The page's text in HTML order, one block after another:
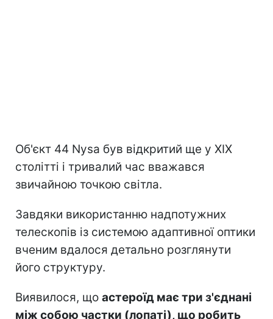
Об'єкт 44 Nysa був відкритий ще у XIX
столітті і тривалий час вважався
звичайною точкою світла.
Завдяки використанню надпотужних
телескопів із системою адаптивної оптики
вченим вдалося детально розглянути
його структуру.
Виявилося, що астероїд має три з'єднані
між собою частки (лопаті), що робить